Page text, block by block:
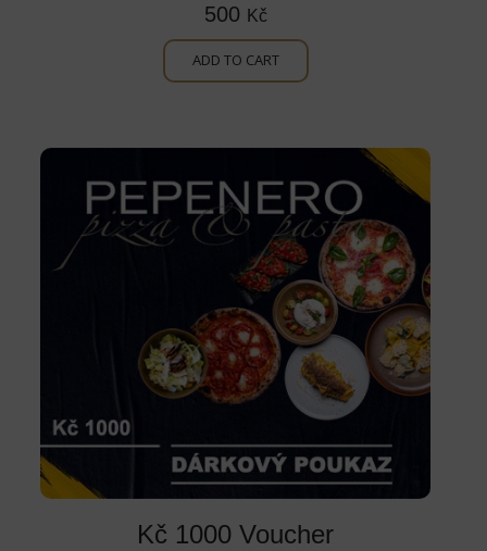
500 Kč
ADD TO CART
Kč 1000 Voucher